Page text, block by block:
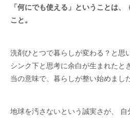
「何にでも使える」ということは
こと。
洗剤ひとつで暮らしが変わる？と思
シンク下と思考に余白が生まれたと
当の意味で、暮らしが整い始めました
地球を汚さないという誠実さが、